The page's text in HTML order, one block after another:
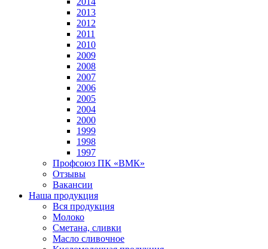
2013
2012
2011
2010
2009
2008
2007
2006
2005
2004
2000
1999
1998
1997
Профсоюз ПК «ВМК»
Отзывы
Вакансии
Наша продукция
Вся продукция
Молоко
Сметана, сливки
Масло сливочное